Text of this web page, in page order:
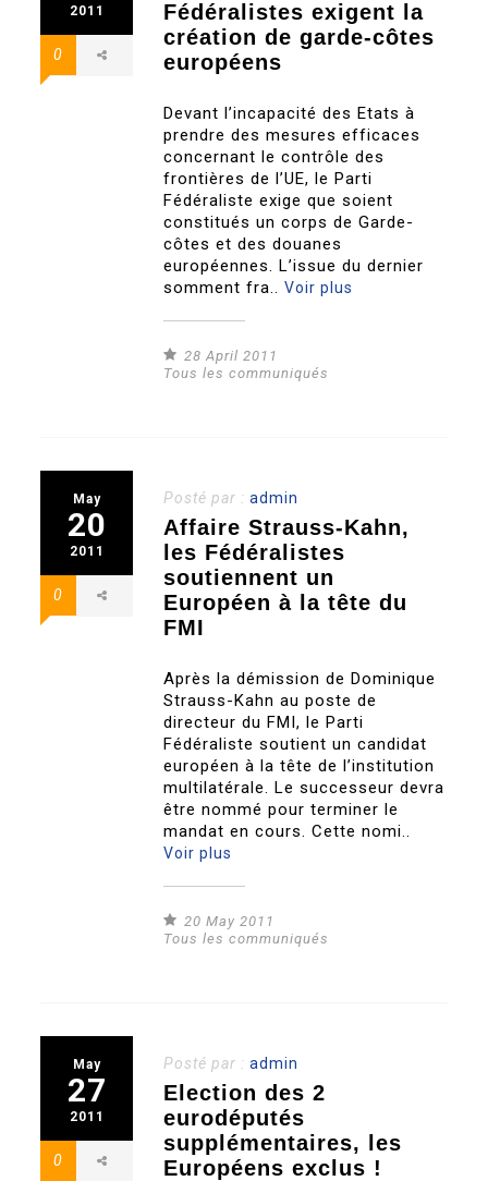
2011
0
Fédéralistes exigent la
création de garde-côtes
européens
Devant l’incapacité des Etats à
prendre des mesures efficaces
concernant le contrôle des
frontières de l’UE, le Parti
Fédéraliste exige que soient
constitués un corps de Garde-
côtes et des douanes
européennes. L’issue du dernier
somment fra..Voir plus
28 April 2011
Tous les communiqués
May
20
2011
0
Posté par :admin
Affaire Strauss-Kahn,
les Fédéralistes
soutiennent un
Européen à la tête du
FMI
Après la démission de Dominique
Strauss-Kahn au poste de
directeur du FMI, le Parti
Fédéraliste soutient un candidat
européen à la tête de l’institution
multilatérale. Le successeur devra
être nommé pour terminer le
mandat en cours. Cette nomi..
Voir plus
20 May 2011
Tous les communiqués
May
27
2011
0
Posté par :admin
Election des 2
eurodéputés
supplémentaires, les
Européens exclus !